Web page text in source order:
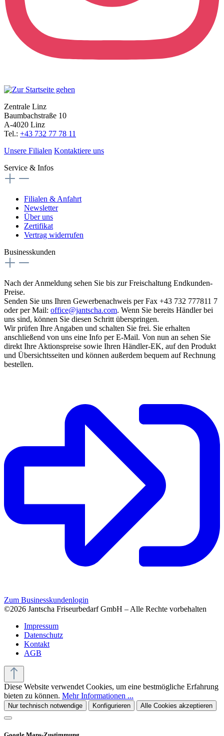
Zentrale Linz
Baumbachstraße 10
A-4020 Linz
Tel.: +43 732 77 78 11
Unsere Filialen Kontaktiere uns
Service & Infos
Filialen & Anfahrt
Newsletter
Über uns
Zertifikat
Vertrag widerrufen
Businesskunden
Nach der Anmeldung sehen Sie bis zur Freischaltung Endkunden-
Preise.
Senden Sie uns Ihren Gewerbenachweis per Fax +43 732 777811 7
oder per Mail: office@jantscha.com. Wenn Sie bereits Händler bei
uns sind, können Sie diesen Schritt überspringen.
Wir prüfen Ihre Angaben und schalten Sie frei. Sie erhalten
anschließend von uns eine Info per E-Mail. Von nun an sehen Sie
direkt Ihre Aktionspreise sowie Ihren Händler-EK, auf den Produkt
und Übersichtsseiten und können außerdem bequem auf Rechnung
bestellen.
Zum Businesskundenlogin
©2026 Jantscha Friseurbedarf GmbH – Alle Rechte vorbehalten
Impressum
Datenschutz
Kontakt
AGB
Diese Website verwendet Cookies, um eine bestmögliche Erfahrung
bieten zu können. Mehr Informationen ...
Nur technisch notwendige Konfigurieren Alle Cookies akzeptieren